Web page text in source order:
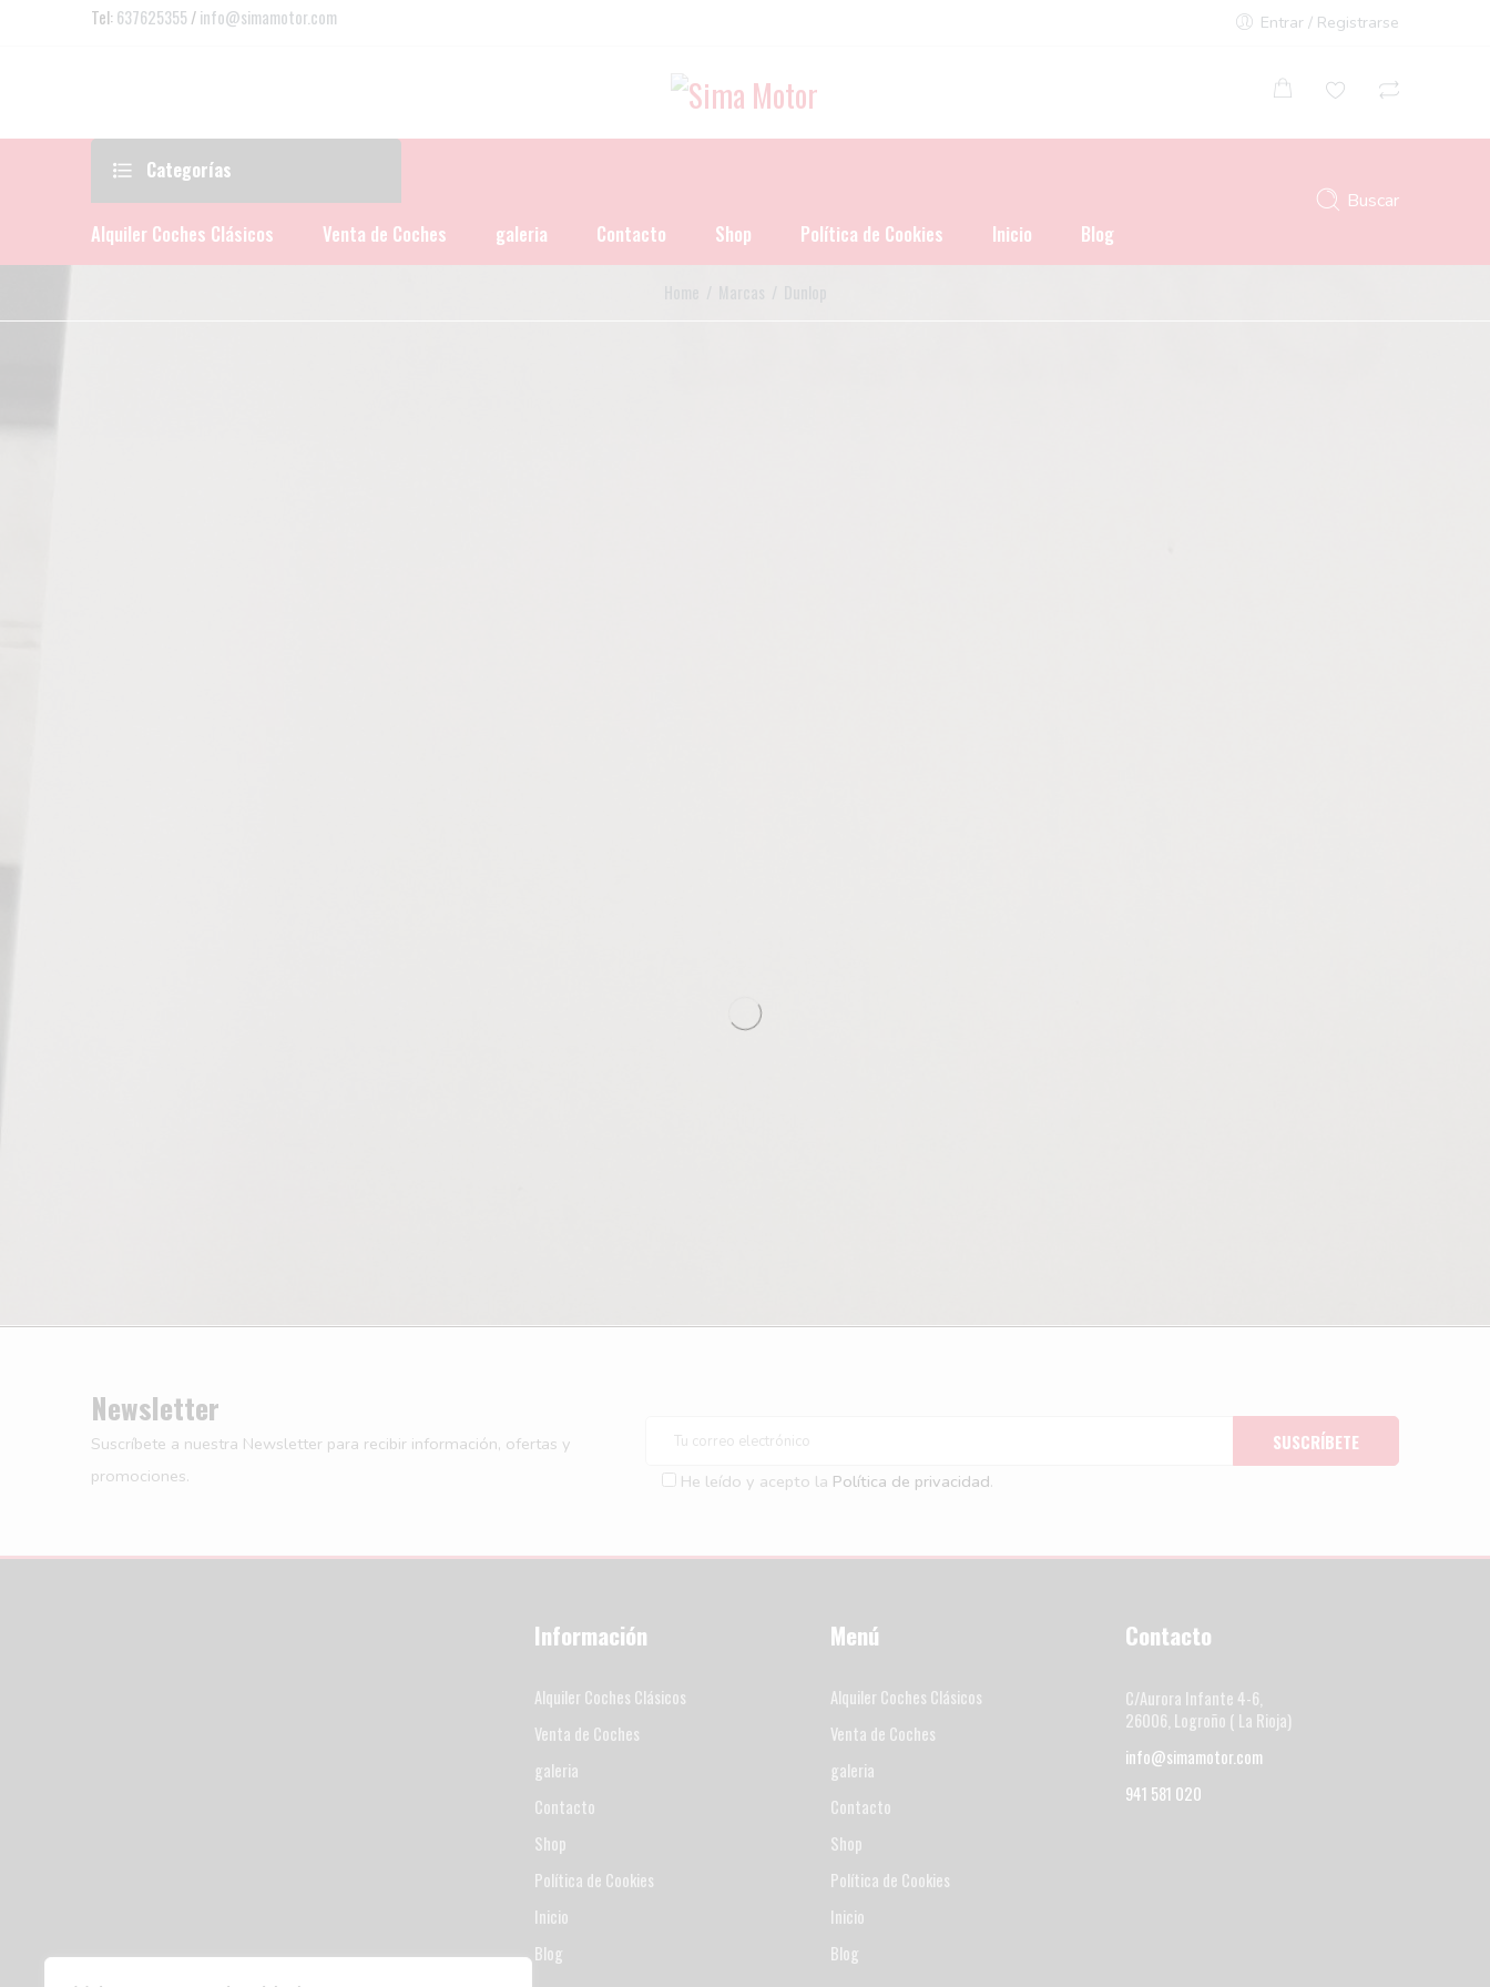
Tel:637625355 /info@simamotor.com Entrar / Registrarse
Categorías
Alquiler Coches Clásicos Venta de Coches galeria Contacto Shop Política de Cookies Inicio Blog
Buscar
Newsletter
Suscríbete a nuestra Newsletter para recibir información, ofertas y
promociones.
He leído y acepto la Política de privacidad.
Información
Alquiler Coches Clásicos
Venta de Coches
galeria
Contacto
Shop
Política de Cookies
Inicio
Blog
Menú
Alquiler Coches Clásicos
Venta de Coches
galeria
Contacto
Shop
Política de Cookies
Inicio
Blog
Contacto
C/Aurora Infante 4-6,
26006, Logroño ( La Rioja)
info@simamotor.com
941 581 020